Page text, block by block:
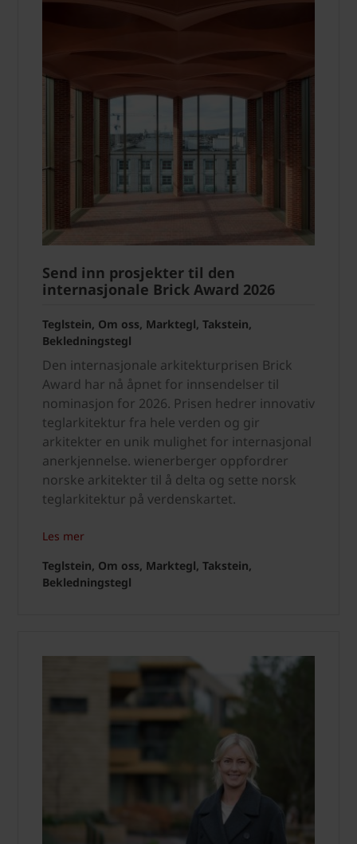
Send inn prosjekter til den
internasjonale Brick Award 2026
Teglstein, Om oss, Marktegl, Takstein,
Bekledningstegl
Den internasjonale arkitekturprisen Brick
Award har nå åpnet for innsendelser til
nominasjon for 2026. Prisen hedrer innovativ
teglarkitektur fra hele verden og gir
arkitekter en unik mulighet for internasjonal
anerkjennelse. wienerberger oppfordrer
norske arkitekter til å delta og sette norsk
teglarkitektur på verdenskartet.
Les mer
Teglstein, Om oss, Marktegl, Takstein,
Bekledningstegl